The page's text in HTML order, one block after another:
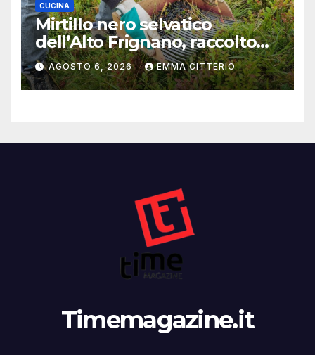
CUCINA
Mirtillo nero selvatico
dell’Alto Frignano, raccolto
buono e clima da monitorare
AGOSTO 6, 2026 EMMA CITTERIO
Timemagazine.it